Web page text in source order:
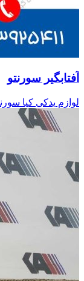
آفتابگیر سورنتو
لوازم یدکی کیا